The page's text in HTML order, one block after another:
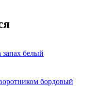
белый
бордовый